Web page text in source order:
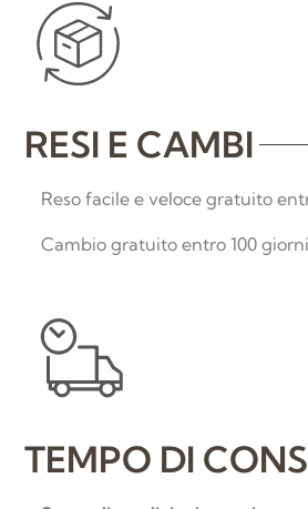
RESI E CAMBI
Reso facile e veloce gratuito
Cambio gratuito entro 100
TEMPO DI